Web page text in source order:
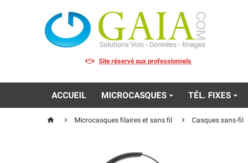
Site réservé aux professionnels
ACCUEIL MICROCASQUES TÉL. FIXES
  Microcasques filaires et sans fil  Casques sans-fil